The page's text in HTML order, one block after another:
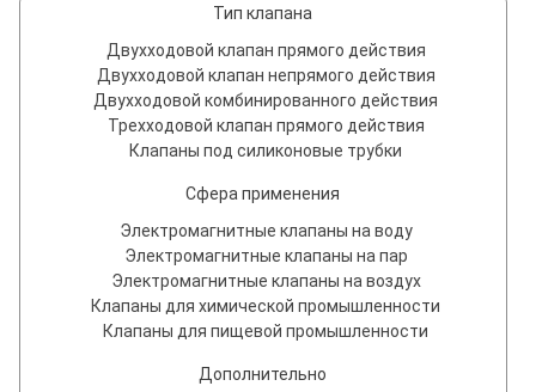
Тип клапана
Двухходовой клапан прямого действия
Двухходовой клапан непрямого действия
Двухходовой комбинированного действия
Трехходовой клапан прямого действия
Клапаны под силиконовые трубки
Сфера применения
Электромагнитные клапаны на воду
Электромагнитные клапаны на пар
Электромагнитные клапаны на воздух
Клапаны для химической промышленности
Клапаны для пищевой промышленности
Дополнительно